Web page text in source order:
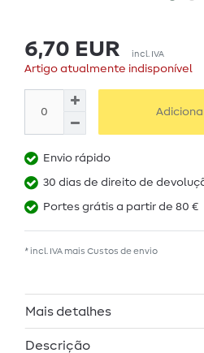
6,70 EUR incl. IVA
Artigo atualmente indisponível
Envio rápido
30 dias de direito de
Portes grátis a partir de 80 €
* incl. IVA mais Custos de envio
Mais detalhes
Descrição